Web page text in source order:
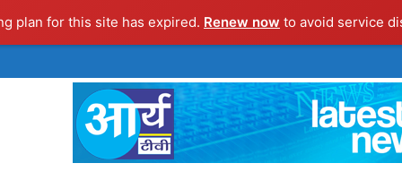
plan for this site has expired. Renew now to avoid service